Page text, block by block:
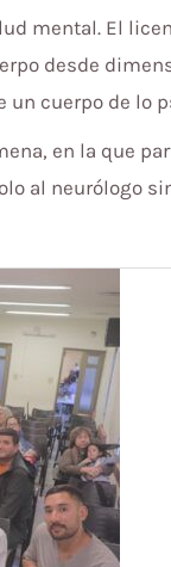
mental. El
desde
cuerpo de
en la que
al neurólogo